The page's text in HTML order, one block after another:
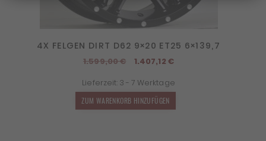
4X FELGEN DIRT D62 9×20 ET25 6×139,7
1.599,00€
Ursprünglicher
war:
1.599,00 €
1.407,12 €Aktueller
ist:
Lieferzeit: 3 - 7 Werktage
ZUM WARENKORB HINZUFÜGEN